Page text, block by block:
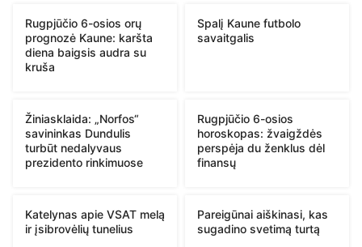
Rugpjūčio 6-osios orų
prognozė Kaune: karšta
diena baigsis audra su
kruša
Spalį Kaune futbolo
savaitgalis
Žiniasklaida: „Norfos“
savininkas Dundulis
turbūt nedalyvaus
prezidento rinkimuose
Rugpjūčio 6-osios
horoskopas: žvaigždės
perspėja du ženklus dėl
finansų
Katelynas apie VSAT melą
ir įsibrovėlių tunelius
Pareigūnai aiškinasi, kas
sugadino svetimą turtą